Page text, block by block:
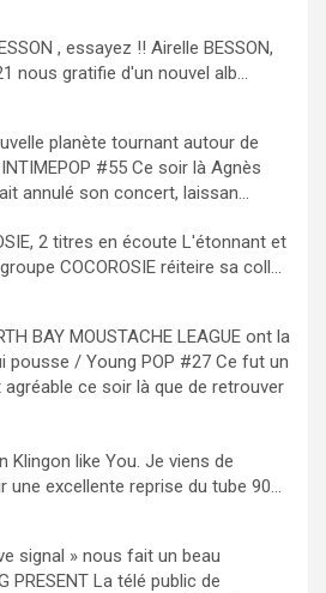
, essayez !! Airelle BESSON,
nous gratifie d'un nouvel alb...
planète tournant autour de
#55 Ce soir là Agnès
annulé son concert, laissan...
2 titres en écoute L'étonnant et
COCOROSIE réiteire sa coll...
BAY MOUSTACHE LEAGUE ont la
pousse / Young POP #27 Ce fut un
ce soir là que de retrouver
Klingon like You. Je viens de
une excellente reprise du tube 90...
signal » nous fait un beau
PRESENT La télé public de